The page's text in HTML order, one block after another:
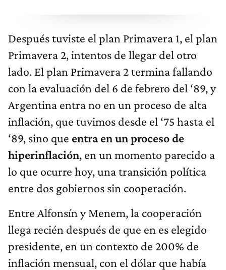
Después tuviste el plan Primavera 1, el plan
Primavera 2, intentos de llegar del otro
lado. El plan Primavera 2 termina fallando
con la evaluación del 6 de febrero del ‘89, y
Argentina entra no en un proceso de alta
inflación, que tuvimos desde el ‘75 hasta el
‘89, sino que entra en un proceso de
hiperinflación, en un momento parecido a
lo que ocurre hoy, una transición política
entre dos gobiernos sin cooperación.
Entre Alfonsín y Menem, la cooperación
llega recién después de que en es elegido
presidente, en un contexto de 200% de
inflación mensual, con el dólar que había